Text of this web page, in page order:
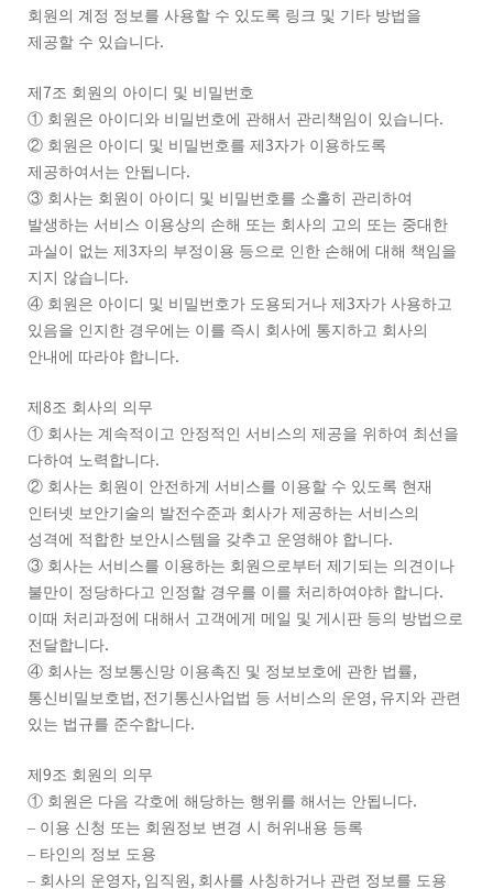
회원의 계정 정보를 사용할 수 있도록 링크 및 기타 방법을
제공할 수 있습니다.
제 7조 회원의 아이디 및 비밀번호
① 회원은 아이디와 비밀번호에 관해서 관리책임이 있습니다.
② 회원은 아이디 및 비밀번호를 제 3자가 이용하도록
제공하여서는 안됩니다.
③ 회사는 회원이 아이디 및 비밀번호를 소홀히 관리하여
발생하는 서비스 이용상의 손해 또는 회사의 고의 또는 중대한
과실이 없는 제 3자의 부정이용 등으로 인한 손해에 대해 책임을
지지 않습니다.
④ 회원은 아이디 및 비밀번호가 도용되거나 제 3자가 사용하고
있음을 인지한 경우에는 이를 즉시 회사에 통지하고 회사의
안내에 따라야 합니다.
제 8조 회사의 의무
① 회사는 계속적이고 안정적인 서비스의 제공을 위하여 최선을
다하여 노력합니다.
② 회사는 회원이 안전하게 서비스를 이용할 수 있도록 현재
인터넷 보안기술의 발전수준과 회사가 제공하는 서비스의
성격에 적합한 보안시스템을 갖추고 운영해야 합니다.
③ 회사는 서비스를 이용하는 회원으로부터 제기되는 의견이나
불만이 정당하다고 인정할 경우를 이를 처리하여야하 합니다.
이때 처리과정에 대해서 고객에게 메일 및 게시판 등의 방법으로
전달합니다.
④ 회사는 정보통신망 이용촉진 및 정보보호에 관한 법률,
통신비밀보호법 , 전기통신사업법 등 서비스의 운영 , 유지와 관련
있는 법규를 준수합니다.
제 9조 회원의 의무
① 회원은 다음 각호에 해당하는 행위를 해서는 안됩니다.
– 이용 신청 또는 회원정보 변경 시 허위내용 등록
– 타인의 정보 도용
– 회사의 운영자, 임직원 , 회사를 사칭하거나 관련 정보를 도용